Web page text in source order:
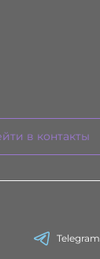
в контакты
Telegram